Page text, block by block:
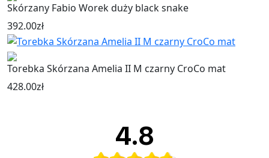
Skórzany Fabio Worek duży black snake
392.00zł
Torebka Skórzana Amelia II M czarny CroCo mat
428.00zł
4.8